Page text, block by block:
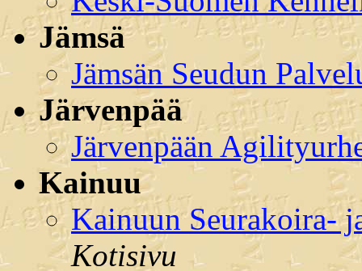
Jämsä
Jämsän Seudun
Järvenpää
Järvenpään
Kainuu
Kainuun Seurakoira-
Kotisivu